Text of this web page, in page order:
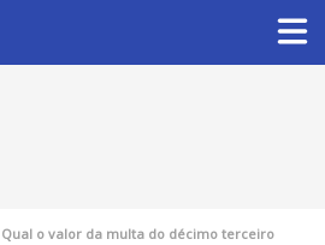
Qual o valor da multa do décimo terceiro